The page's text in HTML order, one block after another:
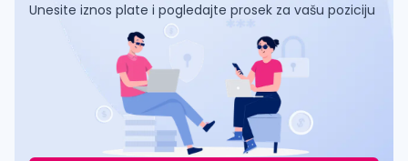
Unesite iznos plate i pogledajte prosek za vašu poziciju